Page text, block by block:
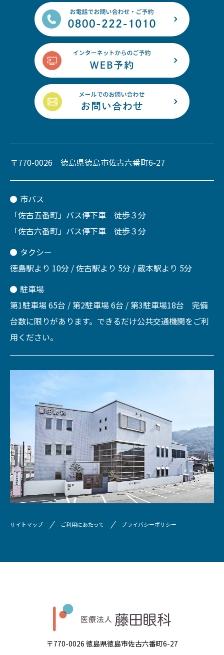
〒770-0026 徳島県徳島市佐古六番町6-27
市バス
「佐古五番町」バス停下車 徒歩３分
「佐古六番町」バス停下車 徒歩３分
タクシー
徳島駅より 10分 / 佐古駅より 5分 / 蔵本駅より 5分
駐車場
第1駐車場 65台 / 第2駐車場 6台 / 第3駐車場18台 完備
台数に限りがあります。できるだけ公共交通機関をご利
用ください。
サイトマップ ご利用にあたって プライバシーポリシー
〒770-0026 徳島県徳島市佐古六番町6-27